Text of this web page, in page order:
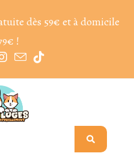
dès 59€ et à domicile
!